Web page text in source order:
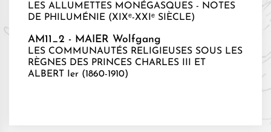
LES ALLUMETTES MONÉGASQUES - NOTES
DE PHILUMÉNIE (XIXᵉ-XXIᵉ SIÈCLE)
AM11_2 - MAIER Wolfgang
LES COMMUNAUTÉS RELIGIEUSES SOUS LES
RÈGNES DES PRINCES CHARLES III ET
ALBERT Ier (1860-1910)